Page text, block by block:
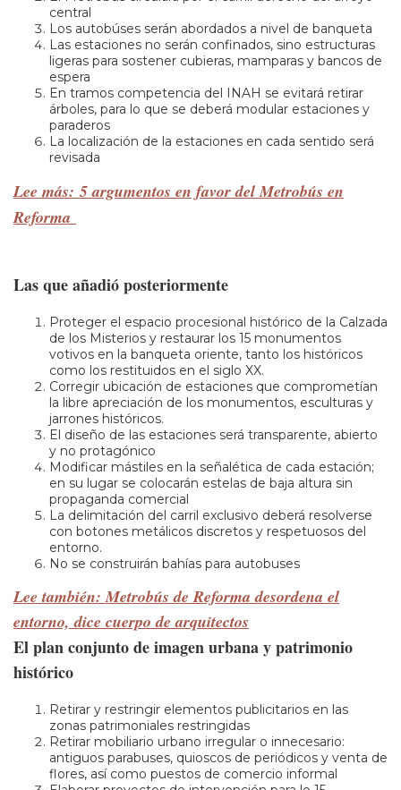
central
Los autobúses serán abordados a nivel de banqueta
Las estaciones no serán confinados, sino estructuras
ligeras para sostener cubieras, mamparas y bancos de
espera
En tramos competencia del INAH se evitará retirar
árboles, para lo que se deberá modular estaciones y
paraderos
La localización de la estaciones en cada sentido será
revisada
Lee más: 5 argumentos en favor del Metrobús en
Reforma
Las que añadió posteriormente
Proteger el espacio procesional histórico de la Calzada
de los Misterios y restaurar los 15 monumentos
votivos en la banqueta oriente, tanto los históricos
como los restituidos en el siglo XX.
Corregir ubicación de estaciones que comprometían
la libre apreciación de los monumentos, esculturas y
jarrones históricos.
El diseño de las estaciones será transparente, abierto
y no protagónico
Modificar mástiles en la señalética de cada estación;
en su lugar se colocarán estelas de baja altura sin
propaganda comercial
La delimitación del carril exclusivo deberá resolverse
con botones metálicos discretos y respetuosos del
entorno.
No se construirán bahías para autobuses
Lee también: Metrobús de Reforma desordena el
entorno, dice cuerpo de arquitectos
El plan conjunto de imagen urbana y patrimonio
histórico
Retirar y restringir elementos publicitarios en las
zonas patrimoniales restringidas
Retirar mobiliario urbano irregular o innecesario:
antiguos parabuses, quioscos de periódicos y venta de
flores, así como puestos de comercio informal